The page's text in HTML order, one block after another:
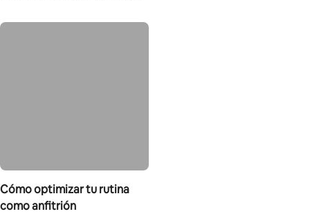
Cómo optimizar tu rutina
como anfitrión